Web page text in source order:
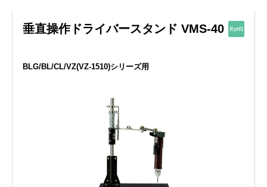
垂直操作ドライバースタンド VMS-40
BLG/BL/CL/VZ(VZ-1510)シリーズ用